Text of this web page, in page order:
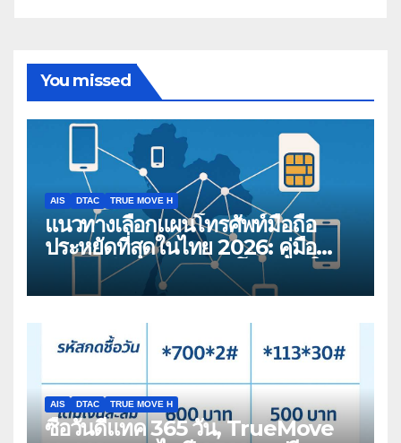
You missed
AIS DTAC TRUE MOVE H
แนวทางเลือกแผนโทรศัพท์มือถือ
ประหยัดที่สุดในไทย 2026: คู่มือ
เปรียบเทียบสำหรับผู้บริโภคสมัยใหม่
AIS DTAC TRUE MOVE H
ซื้อวันดีแทค 365 วัน, TrueMove